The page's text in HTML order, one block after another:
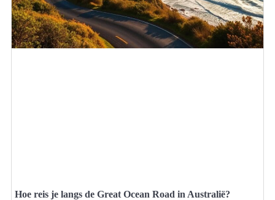
Hoe reis je langs de Great Ocean Road in Australië?